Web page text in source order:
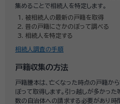
集めることで相続人を特定します。
被相続人の最新の戸籍を取得
昔の戸籍にさかのぼって調べる
相続人を特定する
相続人調査の手順
戸籍収集の方法
戸籍謄本は、亡くなった時点の戸籍か
ぼって取得します。引っ越しが多かっ
数の自治体への請求する必要があり時